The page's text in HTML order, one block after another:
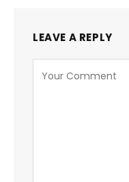
LEAVE A REPLY